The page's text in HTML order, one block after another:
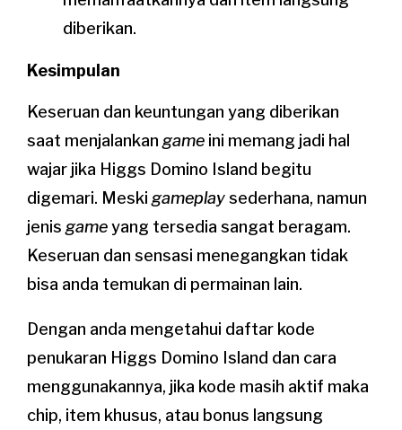
diberikan.
Kesimpulan
Keseruan dan keuntungan yang diberikan
saat menjalankan game ini memang jadi hal
wajar jika Higgs Domino Island begitu
digemari. Meski gameplaysederhana, namun
jenis gameyang tersedia sangat beragam.
Keseruan dan sensasi menegangkan tidak
bisa anda temukan di permainan lain.
Dengan anda mengetahui daftar kode
penukaran Higgs Domino Island dan cara
menggunakannya, jika kode masih aktif maka
chip, item khusus, atau bonus langsung